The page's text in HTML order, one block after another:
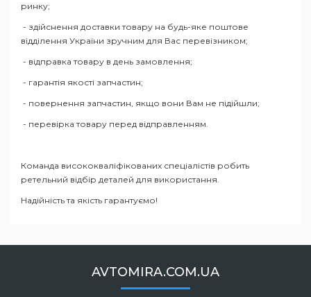
ринку;
- здійснення доставки товару на будь-яке поштове
відділення України зручним для Вас перевізником;
- відправка товару в день замовлення;
- гарантія якості запчастин;
- повернення запчастин, якщо вони Вам не підійшли;
- перевірка товару перед відправленням.
Команда висококваліфікованих спеціалістів робить
ретельний відбір деталей для використання.
Надійність та якість гарантуємо!
AVTOMIRA.COM.UA